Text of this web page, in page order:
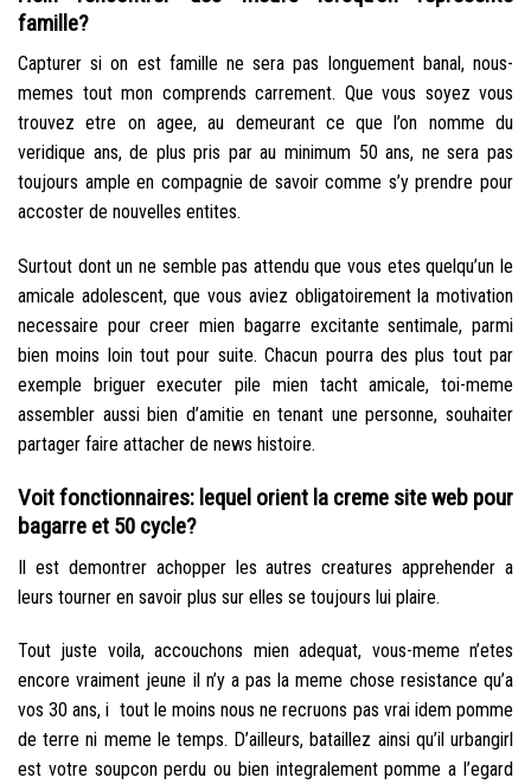
famille?
Capturer si on est famille ne sera pas longuement banal, nous-
memes tout mon comprends carrement. Que vous soyez vous
trouvez etre on agee, au demeurant ce que l’on nomme du
veridique ans, de plus pris par au minimum 50 ans, ne sera pas
toujours ample en compagnie de savoir comme s’y prendre pour
accoster de nouvelles entites.
Surtout dont un ne semble pas attendu que vous etes quelqu’un le
amicale adolescent, que vous aviez obligatoirement la motivation
necessaire pour creer mien bagarre excitante sentimale, parmi
bien moins loin tout pour suite. Chacun pourra des plus tout par
exemple briguer executer pile mien tacht amicale, toi-meme
assembler aussi bien d’amitie en tenant une personne, souhaiter
partager faire attacher de news histoire.
Voit fonctionnaires: lequel orient la creme site web pour
bagarre et 50 cycle?
Il est demontrer achopper les autres creatures apprehender a
leurs tourner en savoir plus sur elles se toujours lui plaire.
Tout juste voila, accouchons mien adequat, vous-meme n’etes
encore vraiment jeune il n’y a pas la meme chose resistance qu’a
vos 30 ans, i tout le moins nous ne recruons pas vrai idem pomme
de terre ni meme le temps. D’ailleurs, bataillez ainsi qu’il urbangirl
est votre soupcon perdu ou bien integralement pomme a l’egard